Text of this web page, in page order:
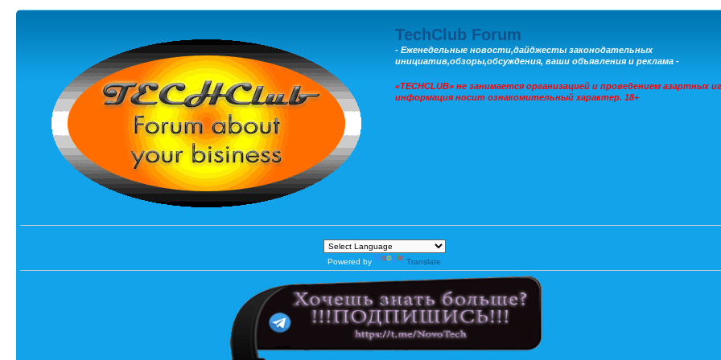
TechClub Forum
- Еженедельные новости,дайджесты законодательных
инициатив,обзоры,обсуждения, ваши объявления и реклама -
«TECHCLUB» не занимается организацией и проведением азартных
информация носит ознакомительный характер. 18+
Powered by Translate